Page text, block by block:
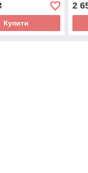
Купити
2